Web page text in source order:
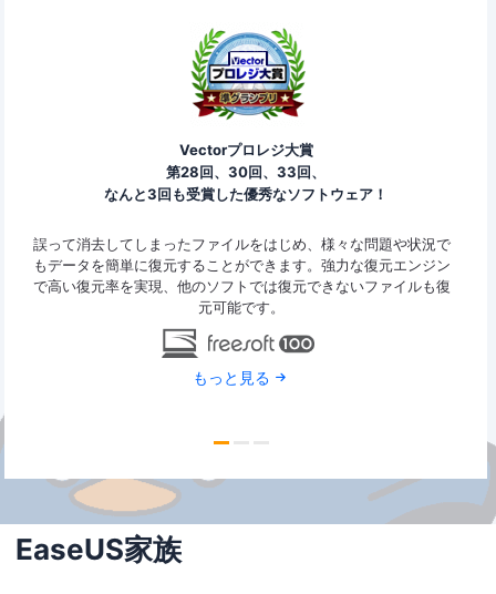
Vectorプロレジ大賞
第28回、30回、33回、
なんと3回も受賞した優秀なソフトウェア！
誤って消去してしまったファイルをはじめ、様々な問題や状況で
もデータを簡単に復元することができます。強力な復元エンジン
で高い復元率を実現、他のソフトでは復元できないファイルも復
元可能です。
もっと見る
EaseUS家族